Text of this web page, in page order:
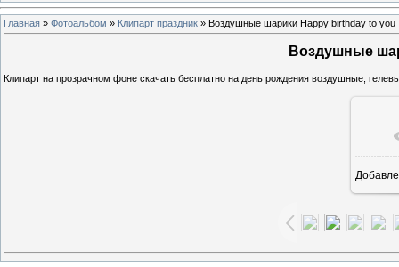
Главная » Фотоальбом » Клипарт праздник » Воздушные шарики Happy birthday to you
Воздушные
Клипарт на прозрачном фоне скачать бесплатно на день рождения воздушные,